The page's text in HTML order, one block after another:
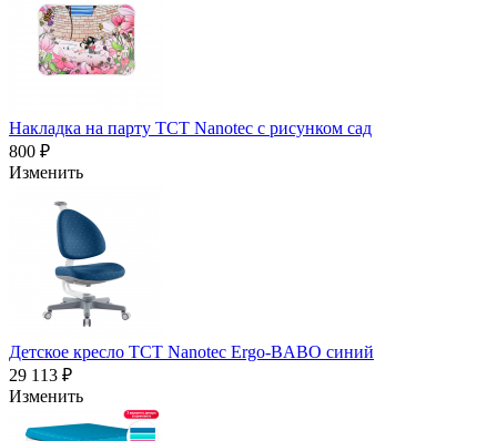
Накладка на парту TCT Nanotec с рисунком сад
800 ₽
Изменить
Детское кресло TCT Nanotec Ergo-BABO синий
29 113 ₽
Изменить